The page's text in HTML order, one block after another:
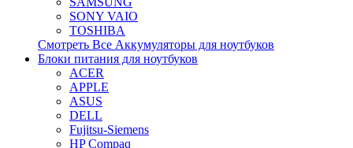
SONY VAIO
TOSHIBA
Смотреть Все Аккумуляторы для ноутбуков
Блоки питания для ноутбуков
ACER
APPLE
ASUS
DELL
Fujitsu-Siemens
HP Compaq